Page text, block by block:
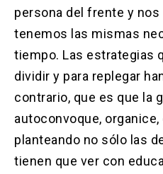
persona del frente y
tenemos las mismas
tiempo. Las estrategias
dividir y para replegar
contrario, que es que la
autoconvoque,
planteando no sólo las
tienen que ver con